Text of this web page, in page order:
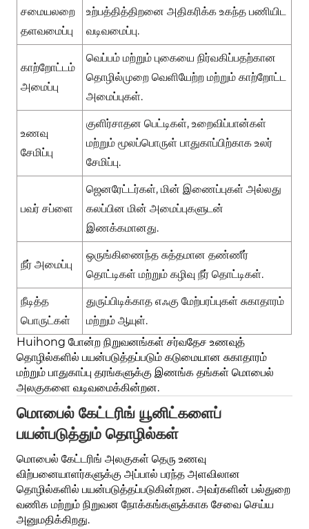
சமையலறை
தளவமைப்பு
உற்பத்தித்திறனை அதிகரிக்க உகந்த பணியிட
வடிவமைப்பு.
காற்றோட்டம்
அமைப்பு
வெப்பம் மற்றும் புகையை நிர்வகிப்பதற்கான
தொழில்முறை வெளியேற்ற மற்றும் காற்றோட்ட
அமைப்புகள்.
உணவு
சேமிப்பு
குளிர்சாதன பெட்டிகள், உறைவிப்பான்கள்
மற்றும் மூலப்பொருள் பாதுகாப்பிற்காக உலர்
சேமிப்பு.
பவர் சப்ளை
ஜெனரேட்டர்கள், மின் இணைப்புகள் அல்லது
கலப்பின மின் அமைப்புகளுடன்
இணக்கமானது.
நீர் அமைப்பு
ஒருங்கிணைந்த சுத்தமான தண்ணீர்
தொட்டிகள் மற்றும் கழிவு நீர் தொட்டிகள்.
நீடித்த
பொருட்கள்
துருப்பிடிக்காத எஃகு மேற்பரப்புகள் சுகாதாரம்
மற்றும் ஆயுள்.
Huihong போன்ற நிறுவனங்கள் சர்வதேச உணவுத்
தொழில்களில் பயன்படுத்தப்படும் கடுமையான சுகாதாரம்
மற்றும் பாதுகாப்பு தரங்களுக்கு இணங்க தங்கள் மொபைல்
அலகுகளை வடிவமைக்கின்றன.
மொபைல் கேட்டரிங் யூனிட்களைப்
பயன்படுத்தும் தொழில்கள்
மொபைல் கேட்டரிங் அலகுகள் தெரு உணவு
விற்பனையாளர்களுக்கு அப்பால் பரந்த அளவிலான
தொழில்களில் பயன்படுத்தப்படுகின்றன. அவர்களின் பல்துறை
வணிக மற்றும் நிறுவன நோக்கங்களுக்காக சேவை செய்ய
அனுமதிக்கிறது.